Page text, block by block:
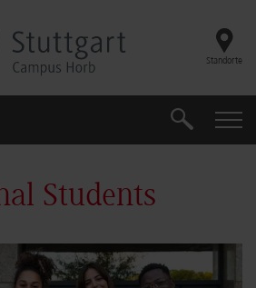
Standorte
Suche
Students